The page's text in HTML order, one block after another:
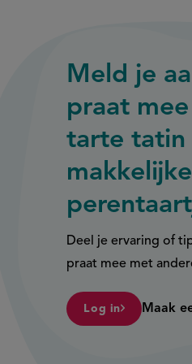
Meld je
praat
tarte tatin
makkelijke
Deel je ervaring of
praat mee met
Log in Maak